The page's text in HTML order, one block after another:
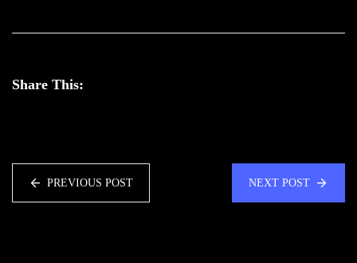
Share This:
PREVIOUS POST NEXT POST